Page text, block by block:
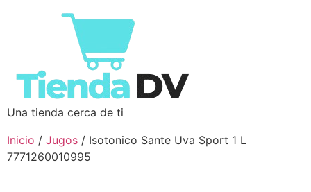
Una tienda cerca de ti
Inicio / Jugos / Isotonico Sante Uva Sport 1 L
7771260010995